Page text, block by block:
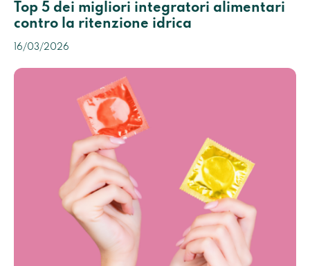
Top 5 dei migliori integratori alimentari
contro la ritenzione idrica
16/03/2026